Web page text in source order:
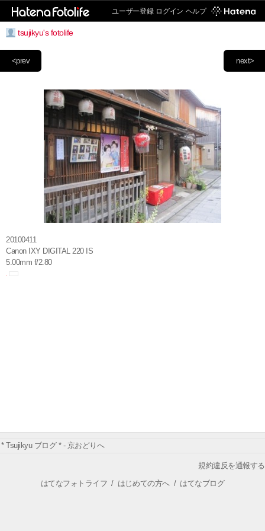
ユーザー登録 ログイン ヘルプ
tsujikyu's fotolife
next>
<prev
20100411
Canon IXY DIGITAL 220 IS
5.00mm f/2.80
* Tsujikyu ブログ * - 京おどりへ
規約違反を通報する
はてなフォトライフ / はじめての方へ/ はてなブログ